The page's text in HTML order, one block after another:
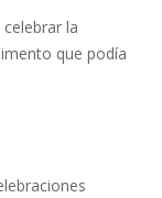
la
que podía